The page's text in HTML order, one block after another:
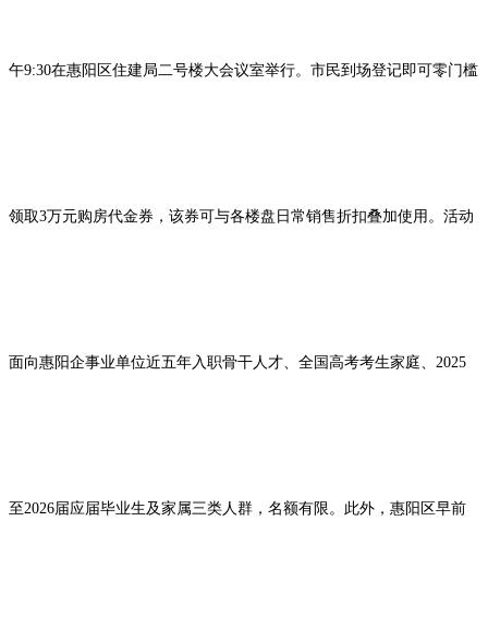
午9:30在惠阳区住建局二号楼大会议室举行。市民到场登记即可零门槛
领取3万元购房代金券，该券可与各楼盘日常销售折扣叠加使用。活动
面向惠阳企事业单位近五年入职骨干人才、全国高考考生家庭、2025
至2026届应届毕业生及家属三类人群，名额有限。此外，惠阳区早前